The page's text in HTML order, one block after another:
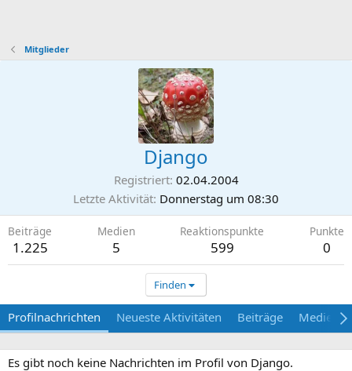
Mitglieder
Django
Registriert 02.04.2004
Letzte Aktivität Donnerstag um 08:30
Beiträge
1.225
Medien
5
Reaktionspunkte
599
Punkte
0
Finden
Profilnachrichten Neueste Aktivitäten Beiträge Medien
Es gibt noch keine Nachrichten im Profil von Django.